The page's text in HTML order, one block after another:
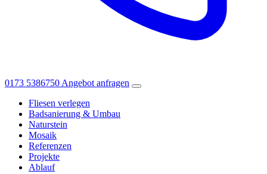
0173 5386750 Angebot anfragen
Fliesen verlegen
Badsanierung & Umbau
Naturstein
Mosaik
Referenzen
Projekte
Ablauf